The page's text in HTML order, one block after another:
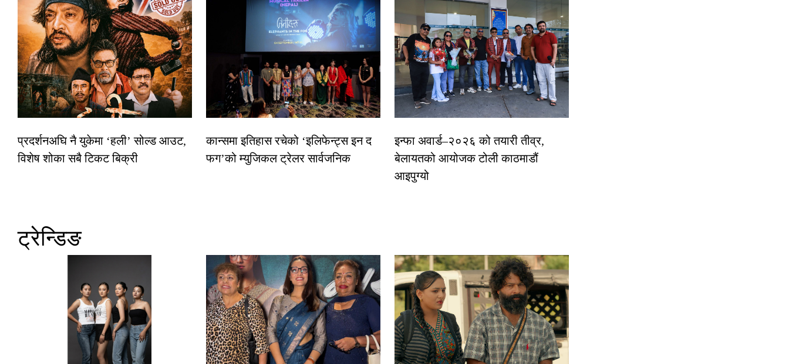
प्रदर्शनअघि नै युकेमा ‘हली’ सोल्ड आउट,
विशेष शोका सबै टिकट बिक्री
कान्समा इतिहास रचेको ‘इलिफेन्ट्स इन द
फग’को म्युजिकल ट्रेलर सार्वजनिक
इन्फा अवार्ड–२०२६ को तयारी तीव्र,
बेलायतको आयोजक टोली काठमाडौं
आइपुग्यो
ट्रेन्डिङ